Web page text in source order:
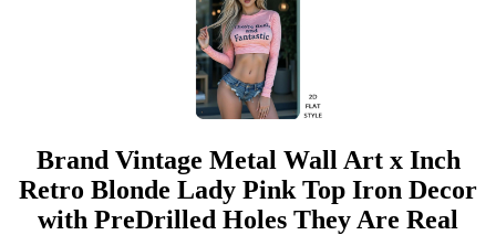
Brand Vintage Metal Wall Art x Inch
Retro Blonde Lady Pink Top Iron Decor
with PreDrilled Holes They Are Real